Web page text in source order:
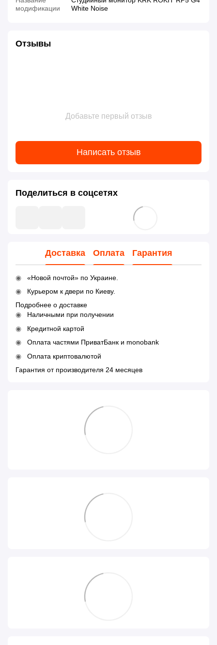
модификации
White Noise
Отзывы
Добавьте первый отзыв
Написать отзыв
Поделиться в соцсетях
Доставка Оплата Гарантия
«Новой почтой» по Украине.
Курьером к двери по Киеву.
Подробнее о доставке
Наличными при получении
Кредитной картой
Оплата частями ПриватБанк и monobank
Оплата криптовалютой
Гарантия от производителя 24 месяцев